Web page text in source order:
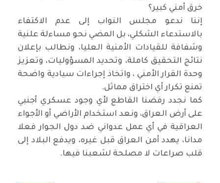
خرق أمني كبير؟
إننا ندعو مجلس النواب إلى عدم الاكتفاء
بالاستدعاء الشكلي، بل المضي نحو مساءلة علنية
وشفافة للقيادات الأمنية العليا، ونطالب بإعلان
نتائج التحقيق كاملة، وتحديد المسؤوليات، وتعزيز
وحدة القرار الأمني ، واتخاذ إجراءات سيادية واضحة
تمنع تكرار أي اختراق مماثل.
كما نجدد رفضنا القاطع لأي وجود عسكري أجنبي
على أرض العراق، ونعد استخدام الأراضي أو الأجواء
العراقية في أي عمل عدواني ضد دول الجوار فعلا
مدانا، يهدد أمن العراق قبل غيره، ويدفع البلاد إلى
قلب صراعات لا مصلحة لشعبنا فيها.